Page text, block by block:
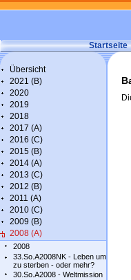
Startseite
Übersicht
2021 (B)
2020
2019
2018
2017 (A)
2016 (C)
2015 (B)
2014 (A)
2013 (C)
2012 (B)
2011 (A)
2010 (C)
2009 (B)
2008 (A)
2008
33.So.A2008NK - Leben um
zu sterben - oder mehr?
30.So.A2008 - Weltmission